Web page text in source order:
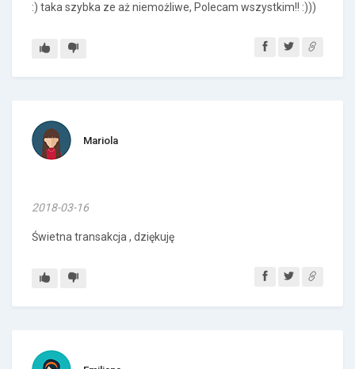
:) taka szybka ze aż niemożliwe, Polecam wszystkim!! :)))
Mariola
2018-03-16
Świetna transakcja , dziękuję